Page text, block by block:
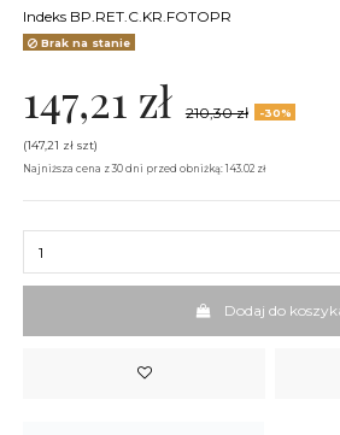
Indeks BP.RET.C.KR.FOTOPR
Brak na stanie
147,21 zł 210,30 zł -30%
(147,21 zł szt)
Najniższa cena z 30 dni przed obniżką: 143.02 zł
Dodaj do